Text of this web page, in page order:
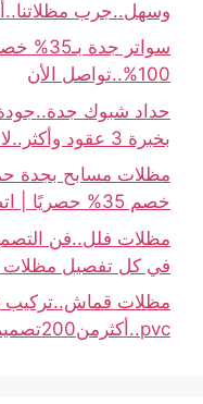
وسهل..جرب
سواتر
100%..تواصل الأن
بخبرة 3 عقود وأكثر..لا تتردد بالاتصال
خصم 35% حصريًا | اتصل الآن
مظلات فلل..فن
في كل تفصيل مظلات
مظلات
pvc..أكثرمن200تصميم حصري لـتناسب جميع الأذواق